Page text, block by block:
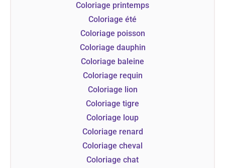
Coloriage printemps
Coloriage été
Coloriage poisson
Coloriage dauphin
Coloriage baleine
Coloriage requin
Coloriage lion
Coloriage tigre
Coloriage loup
Coloriage renard
Coloriage cheval
Coloriage chat